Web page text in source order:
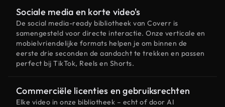
Sociale media en korte video's
De social media-ready bibliotheek van Coverr is
samengesteld voor directe interactie. Onze verticale en
mobielvriendelijke formats helpen je om binnen de
eerste drie seconden de aandacht te trekken en passen
perfect bij TikTok, Reels en Shorts.
Commerciële licenties en gebruiksrechten
Elke video in onze bibliotheek – echt of door AI